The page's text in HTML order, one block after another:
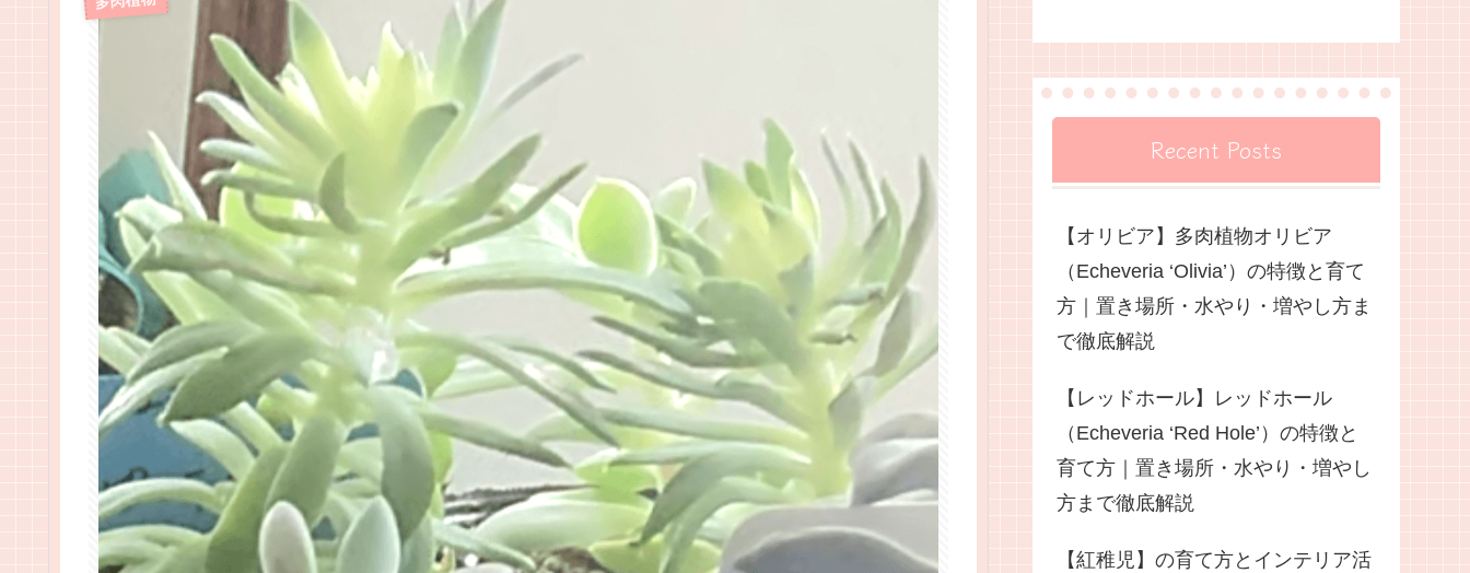
Recent Posts
【オリビア】多肉植物オリビア
（Echeveria ‘Olivia’）の特徴と育て
方｜置き場所・水やり・増やし方ま
で徹底解説
【レッドホール】レッドホール
（Echeveria ‘Red Hole’）の特徴と
育て方｜置き場所・水やり・増やし
方まで徹底解説
【紅稚児】の育て方とインテリア活